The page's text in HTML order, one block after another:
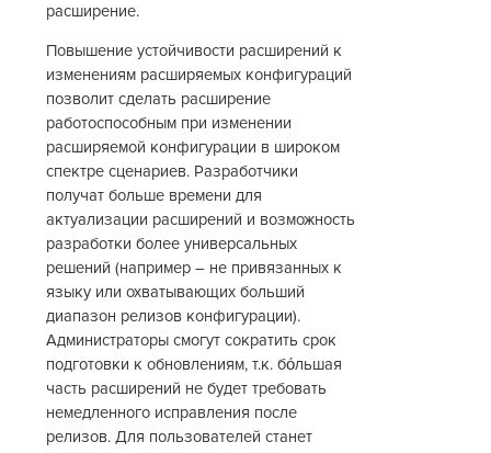
расширение.
Повышение устойчивости расширений к
изменениям расширяемых конфигураций
позволит сделать расширение
работоспособным при изменении
расширяемой конфигурации в широком
спектре сценариев. Разработчики
получат больше времени для
актуализации расширений и возможность
разработки более универсальных
решений (например – не привязанных к
языку или охватывающих больший
диапазон релизов конфигурации).
Администраторы смогут сократить срок
подготовки к обновлениям, т.к. бо́льшая
часть расширений не будет требовать
немедленного исправления после
релизов. Для пользователей станет